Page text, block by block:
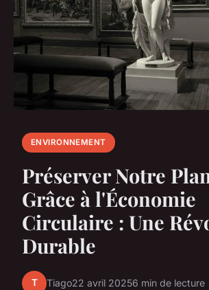
ENVIRONNEMENT
Préserver Notre
Grâce à l'Économie
Circulaire : Une
Durable
T Tiago22 avril 20256 min de lecture